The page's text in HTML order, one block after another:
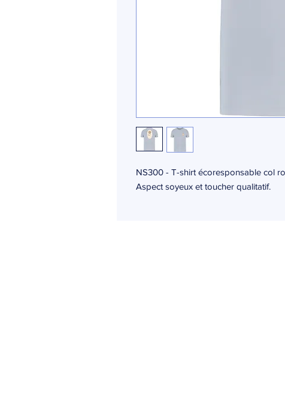
NS300 - T-shirt écoresponsable col
Aspect soyeux et toucher qualitatif.